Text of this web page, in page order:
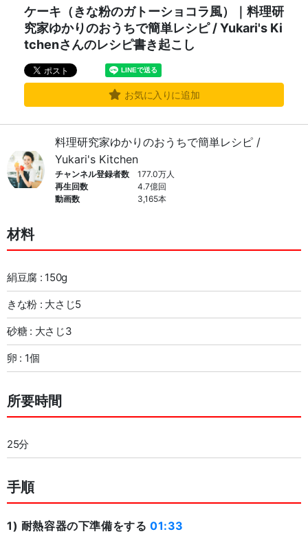
ケーキ（きな粉のガトーショコラ風）｜料理研
究家ゆかりのおうちで簡単レシピ / Yukari's Ki
tchenさんのレシピ書き起こし
お気に入りに追加
料理研究家ゆかりのおうちで簡単レシピ /
Yukari's Kitchen
チャンネル登録者数
177.0万人
再生回数
4.7億回
動画数
3,165本
材料
絹豆腐 : 150g
きな粉 : 大さじ5
砂糖 : 大さじ3
卵 : 1個
所要時間
25分
手順
1) 耐熱容器の下準備をする01:33